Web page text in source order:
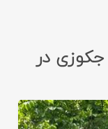
جکوزی در